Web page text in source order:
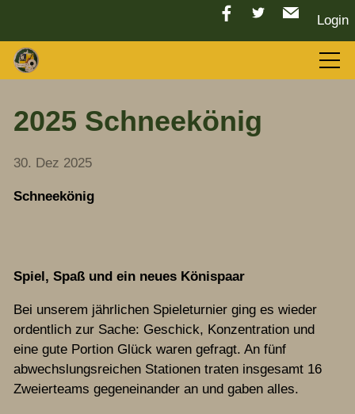
Login
Aktuelles
Tradition
Vorstand
Chronik
2025 Schneekönig
30. Dez 2025
Schneekönig
Spiel, Spaß und ein neues Könispaar
Bei unserem jährlichen Spieleturnier ging es wieder
ordentlich zur Sache: Geschick, Konzentration und
eine gute Portion Glück waren gefragt. An fünf
abwechslungsreichen Stationen traten insgesamt 16
Zweierteams gegeneinander an und gaben alles.